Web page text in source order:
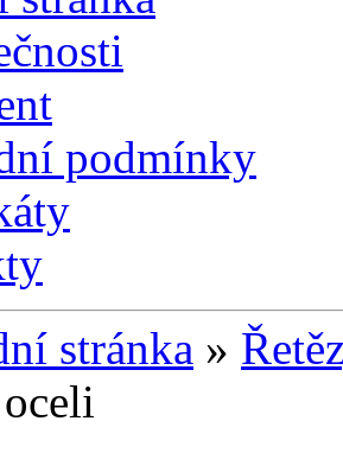
podmínky
stránka »